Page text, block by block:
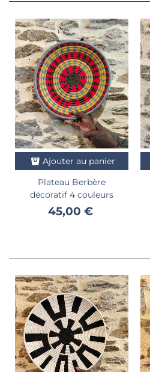
Ajouter au panier
Plateau Berbère
décoratif 4 couleurs
45,00 €